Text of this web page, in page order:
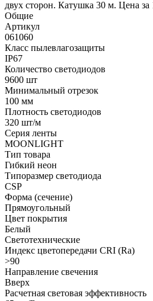
двух сторон. Катушка 30 м. Цена за
Общие
Артикул
061060
Класс пылевлагозащиты
IP67
Количество светодиодов
9600 шт
Минимальный отрезок
100 мм
Плотность светодиодов
320 шт/м
Серия ленты
MOONLIGHT
Тип товара
Гибкий неон
Типоразмер светодиода
CSP
Форма (сечение)
Прямоугольный
Цвет покрытия
Белый
Светотехнические
Индекс цветопередачи CRI (Ra)
>90
Направление свечения
Вверх
Расчетная световая эффективность